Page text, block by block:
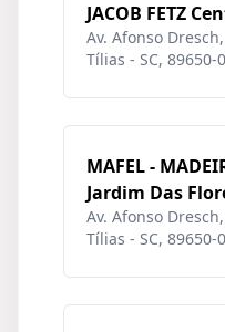
JACOB FETZ
Av. Afonso
Tílias - SC, 89650-
MAFEL -
Jardim Das
Av. Afonso
Tílias - SC, 89650-